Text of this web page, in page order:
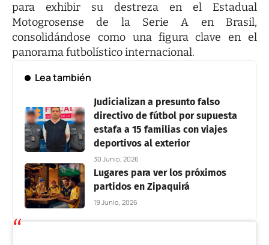
para exhibir su destreza en el Estadual
Motogrosense de la Serie A en Brasil,
consolidándose como una figura clave en el
panorama futbolístico internacional.
Lea también
Judicializan a presunto falso
directivo de fútbol por supuesta
estafa a 15 familias con viajes
deportivos al exterior
30 Junio, 2026
Lugares para ver los próximos
partidos en Zipaquirá
19 Junio, 2026